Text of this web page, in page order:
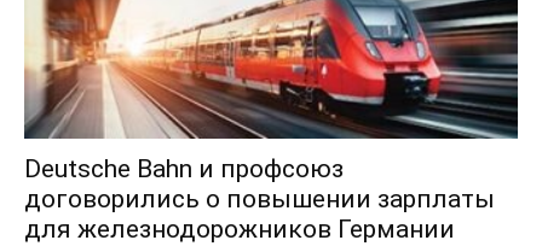
Deutsche Bahn и профсоюз
договорились о повышении зарплаты
для железнодорожников Германии